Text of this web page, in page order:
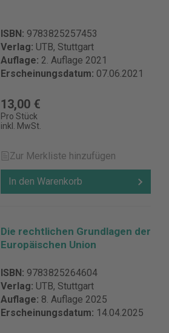
ISBN: 9783825257453
Verlag: UTB, Stuttgart
Auflage: 2. Auflage 2021
Erscheinungsdatum: 07.06.2021
13,00 €
Pro Stück
inkl. MwSt.
Zur Merkliste hinzufügen
In den Warenkorb
Die rechtlichen Grundlagen der
Europäischen Union
ISBN: 9783825264604
Verlag: UTB, Stuttgart
Auflage: 8. Auflage 2025
Erscheinungsdatum: 14.04.2025